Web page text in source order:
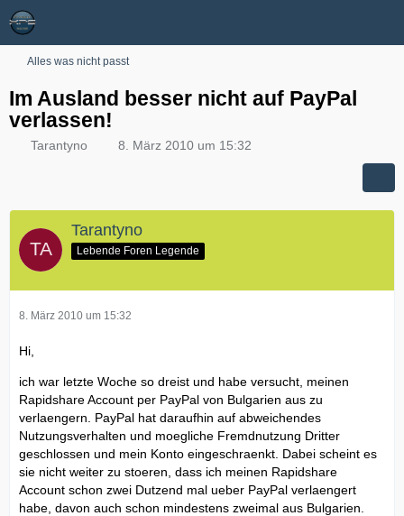
Alles was nicht passt
Im Ausland besser nicht auf PayPal
verlassen!
Tarantyno 8. März 2010 um 15:32
Tarantyno
Lebende Foren Legende
8. März 2010 um 15:32
Hi,
ich war letzte Woche so dreist und habe versucht, meinen
Rapidshare Account per PayPal von Bulgarien aus zu
verlaengern. PayPal hat daraufhin auf abweichendes
Nutzungsverhalten und moegliche Fremdnutzung Dritter
geschlossen und mein Konto eingeschraenkt. Dabei scheint es
sie nicht weiter zu stoeren, dass ich meinen Rapidshare
Account schon zwei Dutzend mal ueber PayPal verlaengert
habe, davon auch schon mindestens zweimal aus Bulgarien.